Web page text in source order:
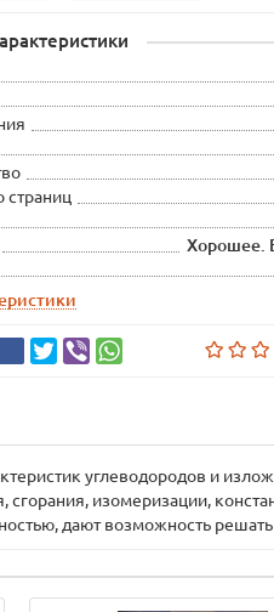
страниц
Хорошее.
углеводородов и
изомеризации,
дают возможность